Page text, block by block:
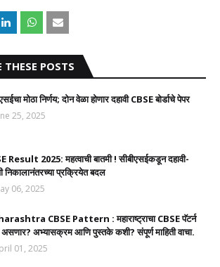
POSTS
मोठा निर्णय; दोन वेळा होणार दहावी CBSE बोर्डाचे पेपर
25, 2025
Result 2025: महत्वाची बातमी ! सीबीएसईकडून दहावी-
निकालानंतरच्या प्रक्रियेत बदल
06, 2025
CBSE Pattern : महाराष्ट्राचा CBSE पॅटर्न
अभ्यासक्रम आणि पुस्तके कशी? संपूर्ण माहिती वाचा.
01, 2025